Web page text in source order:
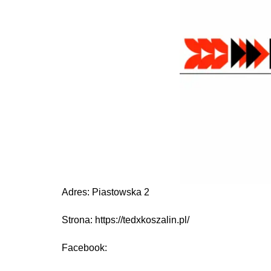
Adres: Piastowska 2
Strona: https://tedxkoszalin.pl/
Facebook: